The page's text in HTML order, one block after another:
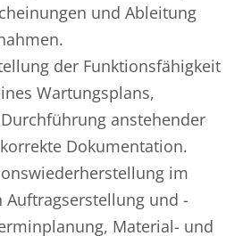
und Ableitung
der Funktionsfähigkeit
Wartungsplans,
anstehender
Dokumentation.
im
Auftragserstellung und -
Material- und